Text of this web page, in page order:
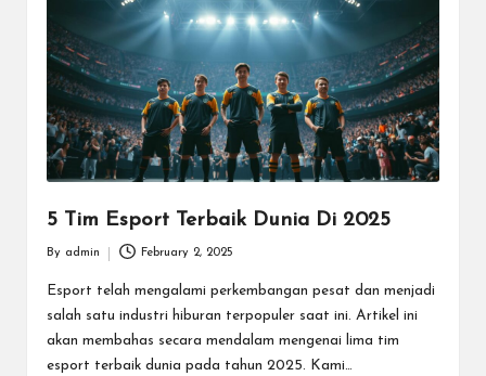
E
rt
5 Tim Esport Terbaik Dunia Di 2025
by
By admin February 2, 2025
Esport telah mengalami perkembangan pesat dan menjadi
salah satu industri hiburan terpopuler saat ini. Artikel ini
akan membahas secara mendalam mengenai lima tim
esport terbaik dunia pada tahun 2025. Kami…